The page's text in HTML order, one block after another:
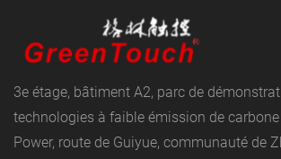
3e étage, bâtiment A2, parc de
technologies à faible émission de
Power, route de Guiyue, communauté de